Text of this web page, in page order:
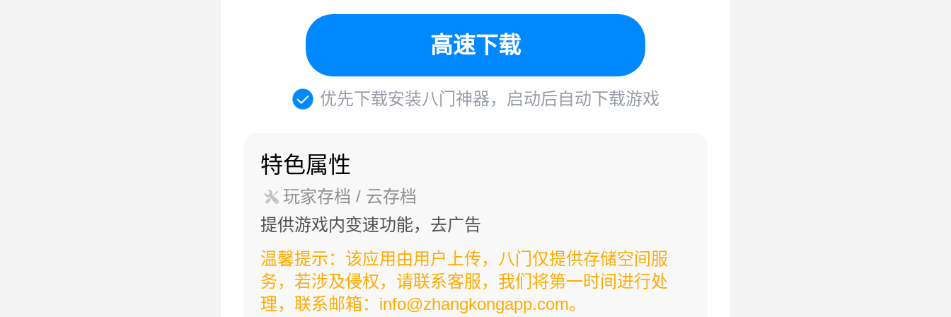
高速下载
优先下载安装八门神器，启动后自动下载游戏
特色属性
玩家存档 / 云存档
提供游戏内变速功能，去广告
温馨提示：该应用由用户上传，八门仅提供存储空间服
务，若涉及侵权，请联系客服，我们将第一时间进行处
理，联系邮箱：info@zhangkongapp.com。